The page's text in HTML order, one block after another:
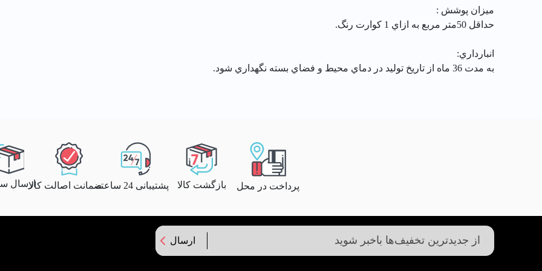
ميزان پوشش :
حداقل 50متر مربع به ازاي 1 كوارت رنگ.
انبارداري:
به مدت 36 ماه از تاريخ توليد در دماي محيط و فضاي بسته نگهداري شود.
پرداخت در محل بازگشت کالا پشتیبانی 24 ساعته ضمانت اصالت کالاارسال
ارسال